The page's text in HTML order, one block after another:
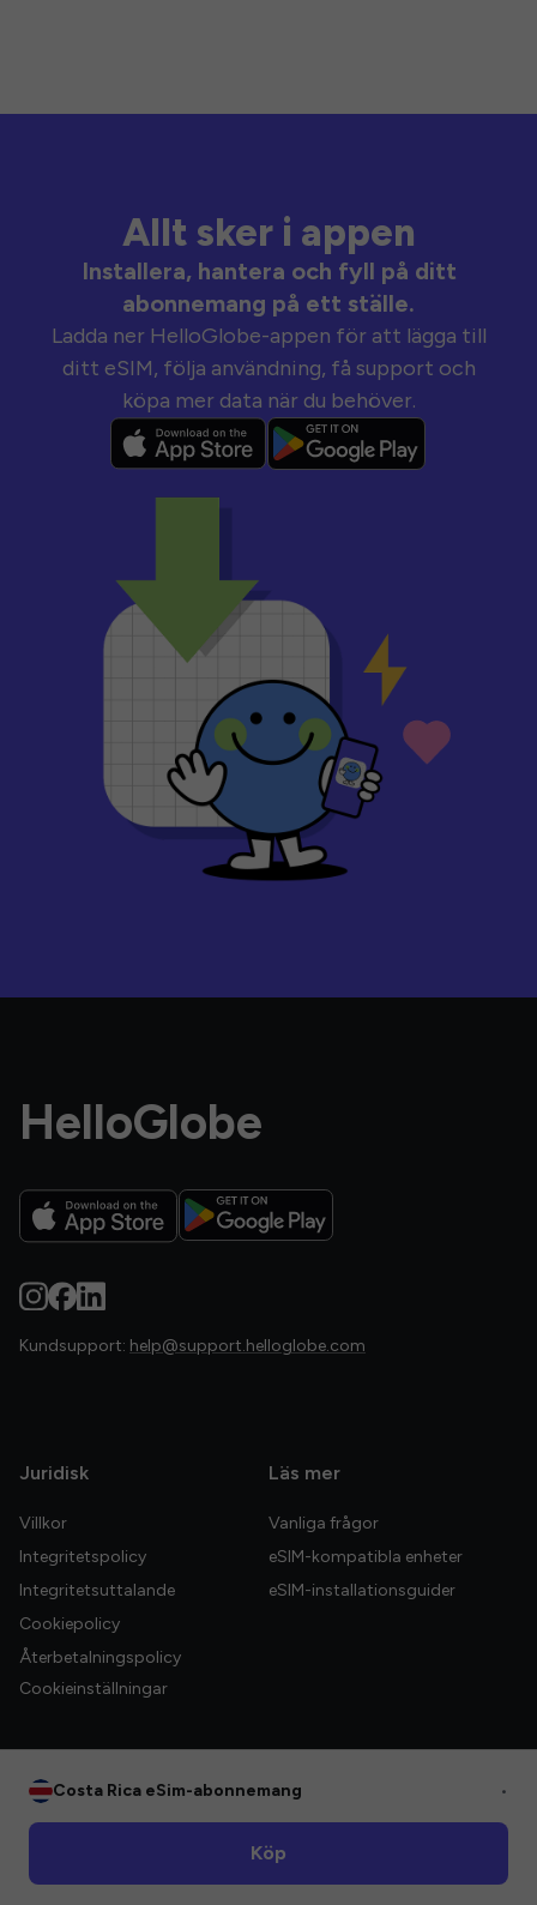
Allt sker i appen
Installera, hantera och fyll på ditt
abonnemang på ett ställe.
Ladda ner HelloGlobe-appen för att lägga till
ditt eSIM, följa användning, få support och
köpa mer data när du behöver.
HelloGlobe
Kundsupport: help@support.helloglobe.com
Juridisk
Villkor
Integritetspolicy
Integritetsuttalande
Cookiepolicy
Återbetalningspolicy
Cookieinställningar
Läs mer
Vanliga frågor
eSIM-kompatibla enheter
eSIM-installationsguider
Costa Rica eSim-abonnemang •
Köp